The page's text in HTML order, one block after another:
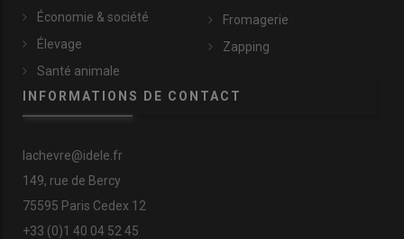
Économie & société
Élevage
Santé animale
Fromagerie
Zapping
INFORMATIONS DE CONTACT
lachevre@idele.fr
149, rue de Bercy
75595 Paris Cedex 12
+33 (0)1 40 04 52 45